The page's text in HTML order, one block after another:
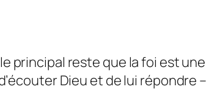
principal reste que la foi est une
Dieu et de lui répondre –